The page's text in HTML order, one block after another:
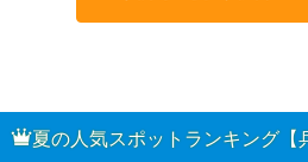
夏の人気スポットランキング【